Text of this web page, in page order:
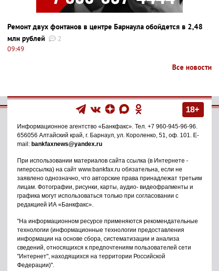
Ремонт двух фонтанов в центре Барнаула обойдется в 2,48
млн рублей
2
09:49
Все новости
18+
Информационное агентство «Банкфакс» . Тел. +7 960-945-96-96
656056 Алтайский край, г. Барнаул ул. Короленко, 51, оф. 101
. E-
mail: bankfaxnews@yandex.ru
При использовании материалов сайта ссылка (в Интернете -
гиперссылка) на сайт www.bankfax.ru обязательна, если не
заявлено однозначно, что авторские права принадлежат третьим
лицам. Фотографии, рисунки, карты, аудио- видеофрагменты и
графика могут использоваться только при согласовании с
редакцией ИА «Банкфакс».
"На информационном ресурсе применяются рекомендательные
технологии (информационные технологии предоставления
информации на основе сбора, систематизации и анализа
сведений, относящихся к предпочтениям пользователей сети
"Интернет", находящихся на территории Российской
Федерации)".